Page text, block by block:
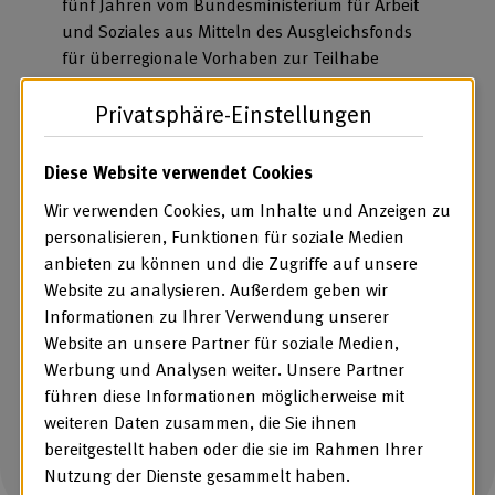
und Soziales aus Mitteln des Ausgleichsfonds
für überregionale Vorhaben zur Teilhabe
schwerbehinderter Menschen am Arbeitsleben
gefördert. Das Projekt KI-Kompass Inklusiv ist
Teil der Digitalstrategie Deutschland.
Privatsphäre-Einstellungen
Diese Website verwendet Cookies
Wir verwenden Cookies, um Inhalte und Anzeigen zu
personalisieren, Funktionen für soziale Medien
anbieten zu können und die Zugriffe auf unsere
Website zu analysieren. Außerdem geben wir
Informationen zu Ihrer Verwendung unserer
Website an unsere Partner für soziale Medien,
Werbung und Analysen weiter. Unsere Partner
führen diese Informationen möglicherweise mit
weiteren Daten zusammen, die Sie ihnen
bereitgestellt haben oder die sie im Rahmen Ihrer
Nutzung der Dienste gesammelt haben.